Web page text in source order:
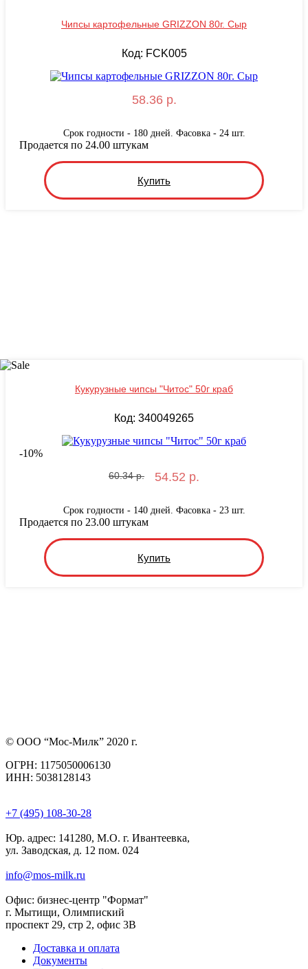
Чипсы картофельные GRIZZON 80г. Сыр
Код: FCK005
58.36 р.
Срок годности - 180 дней. Фасовка - 24 шт.
Купить
Продается по 24.00 штукам
Кукурузные чипсы "Читос" 50г краб
Код: 340049265
-10%
60.34 р. 54.52 р.
Срок годности - 140 дней. Фасовка - 23 шт.
Купить
Продается по 23.00 штукам
© ООО “Мос-Милк” 2020 г.
ОГРН: 1175050006130
ИНН: 5038128143
+7 (495) 108-30-28
Юр. адрес: 141280, М.О. г. Ивантеевка,
ул. Заводская, д. 12 пом. 024
info@mos-milk.ru
Офис: бизнес-центр "Формат"
г. Мытищи, Олимпиский
проспект 29, стр 2, офис 3B
Доставка и оплата
Документы